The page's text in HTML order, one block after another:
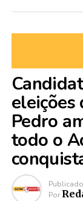
eleições
Pedro
todo o
Publicado
Por